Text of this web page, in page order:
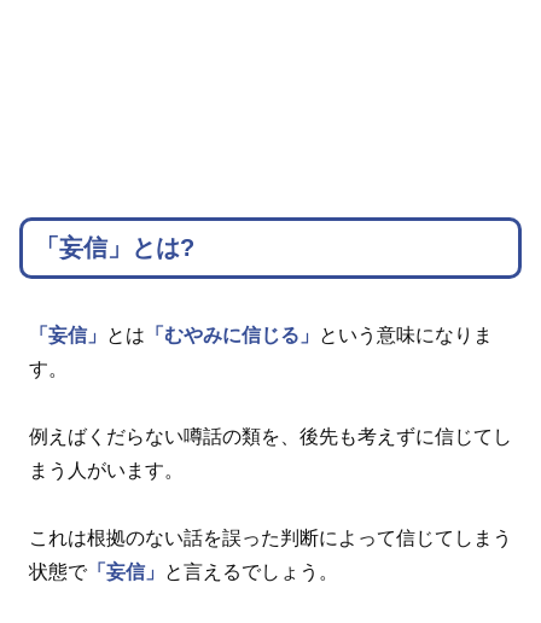
「妄信」とは?
「妄信」 とは 「むやみに信じる」
という意味になりま
す。
例えばくだらない噂話の類を、後先も考えずに信じてし
まう人がいます。
これは根拠のない話を誤った判断によって信じてしまう
状態で「妄信」 と言えるでしょう。